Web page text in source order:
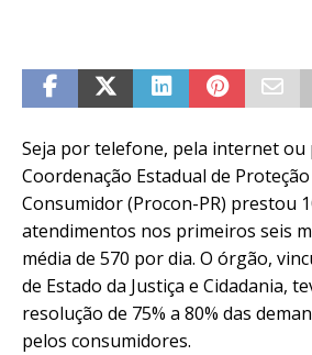
Seja por telefone, pela internet ou
Coordenação Estadual de
Consumidor (Procon-PR) prestou
atendimentos nos primeiros seis
média de 570 por dia. O órgão,
de Estado da Justiça e Cidadania,
resolução de 75% a 80% das
pelos consumidores.